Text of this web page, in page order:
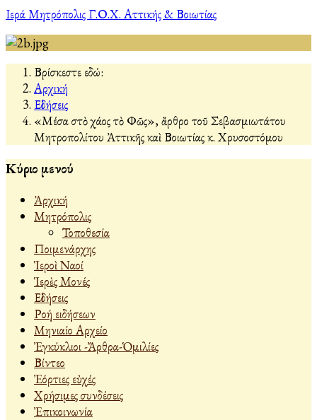
Ιερά Μητρόπολις Γ.Ο.Χ. Αττικής & Βοιωτίας
Βρίσκεστε εδώ:
Αρχική
Εἰδήσεις
«Μέσα στὸ χάος τὸ Φῶς», ἄρθρο τοῦ Σεβασμιωτάτου
Μητροπολίτου Ἀττικῆς καὶ Βοιωτίας κ. Χρυσοστόμου
Κύριο μενού
Ἀρχική
Μητρόπολις
Τοποθεσία
Ποιμενάρχης
Ἱεροὶ Ναοί
Ἱερὲς Μονές
Εἰδήσεις
Ροή ειδήσεων
Μηνιαίο Αρχείο
Ἐγκύκλιοι -Ἄρθρα-Ὁμιλίες
Βίντεο
Ἐόρτιες εὐχές
Χρήσιμες συνδέσεις
Ἐπικοινωνία